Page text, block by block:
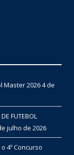
Master 20264 de
FUTEBOL
julho de 2026
4º Concurso